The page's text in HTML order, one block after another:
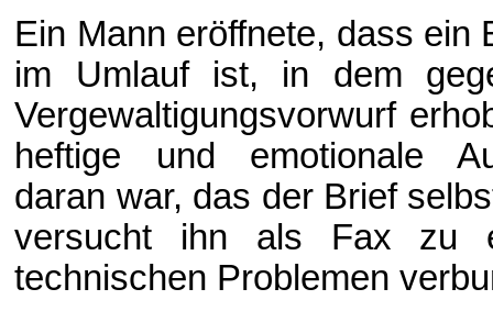
Ein Mann eröffnete, dass ein
im Umlauf ist, in dem
Vergewaltigungsvorwurf
heftige und emotionale
daran war, das der Brief
versucht ihn als Fax zu
technischen Problemen